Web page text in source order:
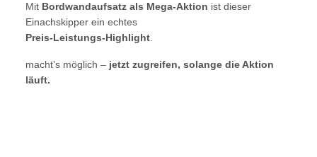
Mit Bordwandaufsatz als Mega-Aktion ist dieser
Einachskipper ein echtes
Preis-Leistungs-Highlight.
macht’s möglich – jetzt zugreifen, solange die Aktion
läuft.